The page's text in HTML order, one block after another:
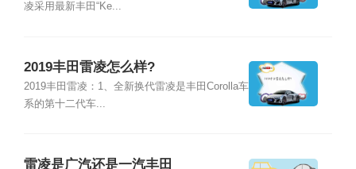
凌采用最新丰田“Ke...
2019丰田雷凌怎么样?
2019丰田雷凌：1、全新换代雷凌是丰田Corolla车
系的第十二代车...
雷凌是广汽还是一汽丰田